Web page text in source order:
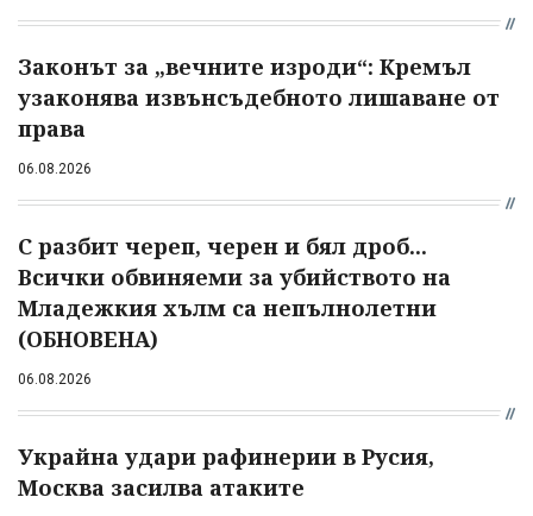
Законът за „вечните изроди“: Кремъл
узаконява извънсъдебното лишаване от
права
06.08.2026
С разбит череп, черен и бял дроб...
Всички обвиняеми за убийството на
Младежкия хълм са непълнолетни
(ОБНОВЕНА)
06.08.2026
Украйна удари рафинерии в Русия,
Москва засилва атаките